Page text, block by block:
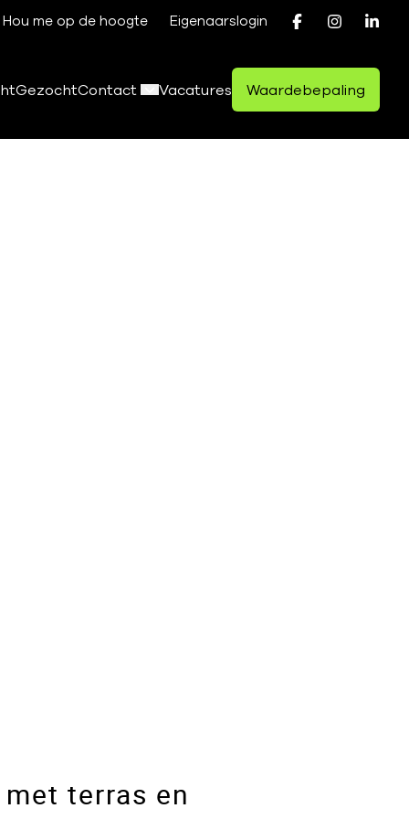
Hou me op de hoogte Eigenaarslogin
GezochtContact Vacatures Waardebepaling
terras en